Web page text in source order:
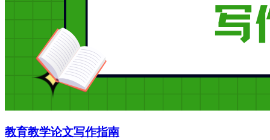
教育教学论文写作指南